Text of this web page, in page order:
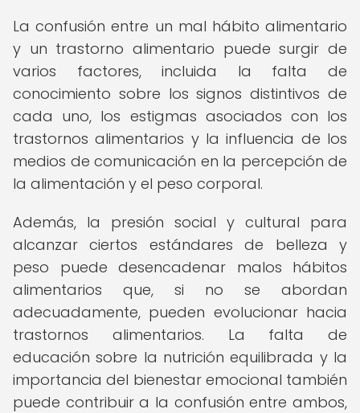
La confusión entre un mal hábito alimentario
y un trastorno alimentario puede surgir de
varios factores, incluida la falta de
conocimiento sobre los signos distintivos de
cada uno, los estigmas asociados con los
trastornos alimentarios y la influencia de los
medios de comunicación en la percepción de
la alimentación y el peso corporal.
Además, la presión social y cultural para
alcanzar ciertos estándares de belleza y
peso puede desencadenar malos hábitos
alimentarios que, si no se abordan
adecuadamente, pueden evolucionar hacia
trastornos alimentarios. La falta de
educación sobre la nutrición equilibrada y la
importancia del bienestar emocional también
puede contribuir a la confusión entre ambos,